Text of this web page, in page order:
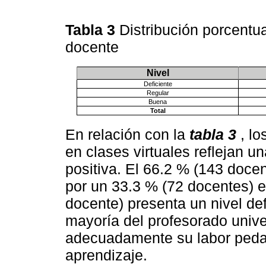
Tabla 3 Distribución
docente
Nivel
Deficiente
Regular
Buena
Total
En relación con la tabla 3 ,
en clases virtuales reflejan
positiva. El 66.2 % (143
por un 33.3 % (72 docentes)
docente) presenta un nivel
mayoría del profesorado
adecuadamente su labor
aprendizaje.